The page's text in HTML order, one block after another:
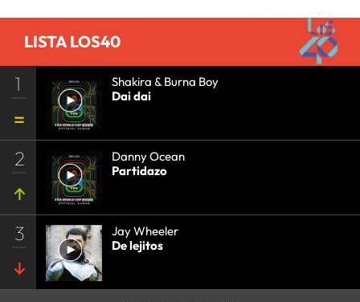
LISTA LOS40
1
Shakira & Burna Boy
Dai dai
2
Danny Ocean
Partidazo
3
Jay Wheeler
De lejitos